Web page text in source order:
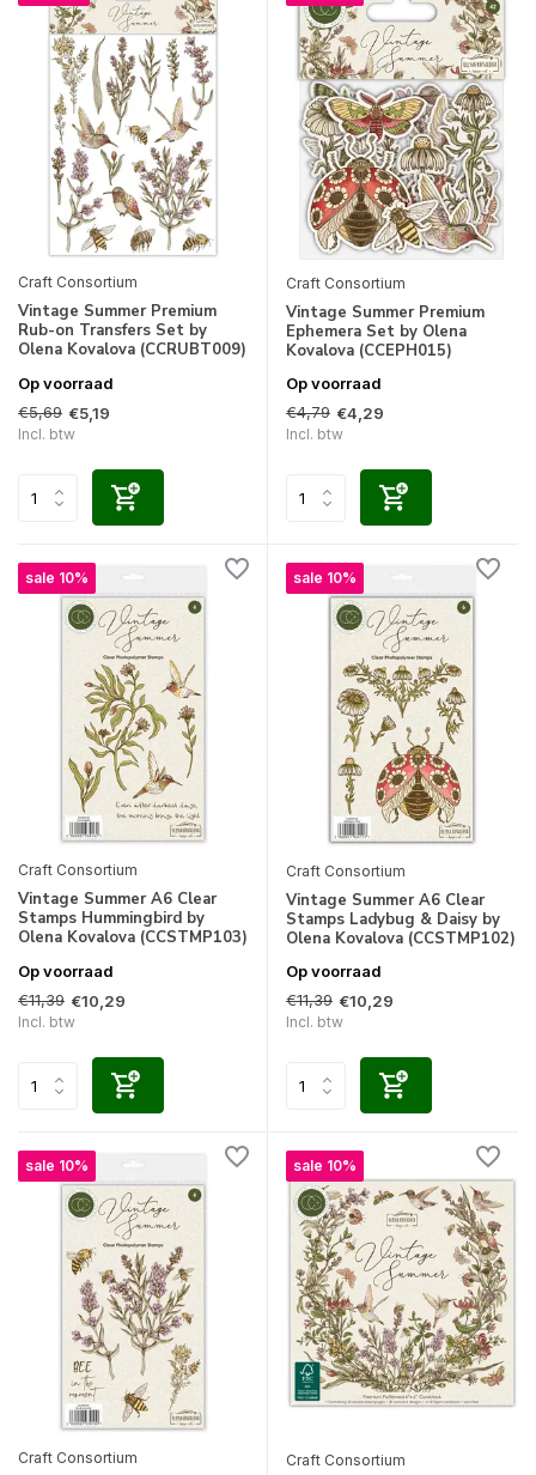
Craft Consortium
Vintage Summer Premium
Rub-on Transfers Set by
Olena Kovalova (CCRUBT009)
Op voorraad
€5,69 €5,19
Incl. btw
Craft Consortium
Vintage Summer Premium
Ephemera Set by Olena
Kovalova (CCEPH015)
Op voorraad
€4,79 €4,29
Incl. btw
sale 10%
Craft Consortium
Vintage Summer A6 Clear
Stamps Hummingbird by
Olena Kovalova (CCSTMP103)
Op voorraad
€11,39 €10,29
Incl. btw
sale 10%
Craft Consortium
Vintage Summer A6 Clear
Stamps Ladybug & Daisy by
Olena Kovalova (CCSTMP102)
Op voorraad
€11,39 €10,29
Incl. btw
sale 10%
Craft Consortium
sale 10%
Craft Consortium